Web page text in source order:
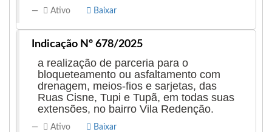
Ativo Baixar
Indicação Nº 678/2025
a realização de parceria para o
bloqueteamento ou asfaltamento com
drenagem, meios-fios e sarjetas, das
Ruas Cisne, Tupi e Tupã, em todas suas
extensões, no bairro Vila Redenção.
Ativo Baixar